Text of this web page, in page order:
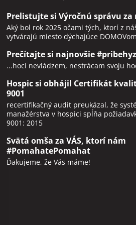
Prelistujte si Výročnú správu za
Aký bol rok 2025 očami tých, ktorí z
vytvárajú miesto dýchajúce
Prečítajte si najnovšie
...hoci nevládzem, nestrácam svoju
Hospic si obhájil Certifikát
9001
recertifikačný audit preukázal, že
manažérstva v hospici spĺňa
9001: 2015
Svätá omša za VÁS, ktorí nám
#PomahatePomahat
Ďakujeme, že Vás máme!